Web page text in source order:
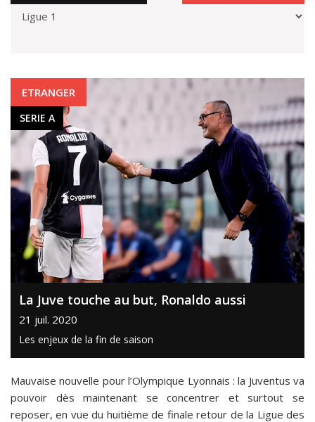
SERIE A
ETRANGER
SERIE A
La Juve touche au but, Ronaldo aussi
21 juil. 2020
Les enjeux de la fin de saison
Mauvaise nouvelle pour l’Olympique Lyonnais : la Juventus va
pouvoir dès maintenant se concentrer et surtout se
reposer, en vue du huitième de finale retour de la Ligue des